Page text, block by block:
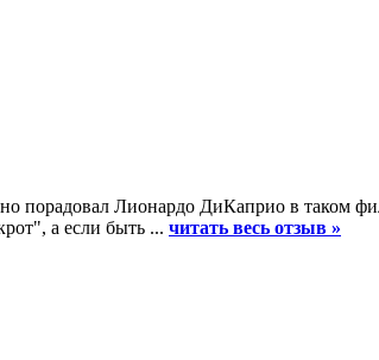
порадовал Лионардо ДиКаприо в таком
а если быть ... читать весь отзыв »